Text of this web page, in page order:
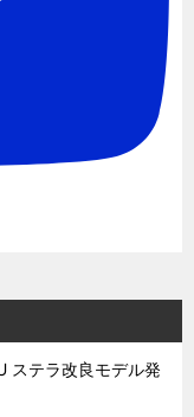
ステラ改良モデル発